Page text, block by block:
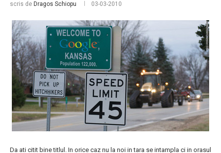
scris de Dragos Schiopu 03-03-2010
Da ati citit bine titlul. In orice caz nu la noi in tara se intampla ci in orasul